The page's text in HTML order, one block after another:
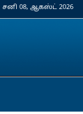
சனி 08, ஆகஸ்ட் 2026